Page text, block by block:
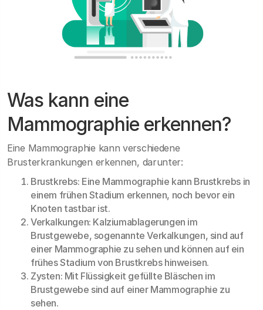
Was kann eine
Mammographie erkennen?
Eine Mammographie kann verschiedene
Brusterkrankungen erkennen, darunter:
Brustkrebs: Eine Mammographie kann Brustkrebs in
einem frühen Stadium erkennen, noch bevor ein
Knoten tastbar ist.
Verkalkungen: Kalziumablagerungen im
Brustgewebe, sogenannte Verkalkungen, sind auf
einer Mammographie zu sehen und können auf ein
frühes Stadium von Brustkrebs hinweisen.
Zysten: Mit Flüssigkeit gefüllte Bläschen im
Brustgewebe sind auf einer Mammographie zu
sehen.